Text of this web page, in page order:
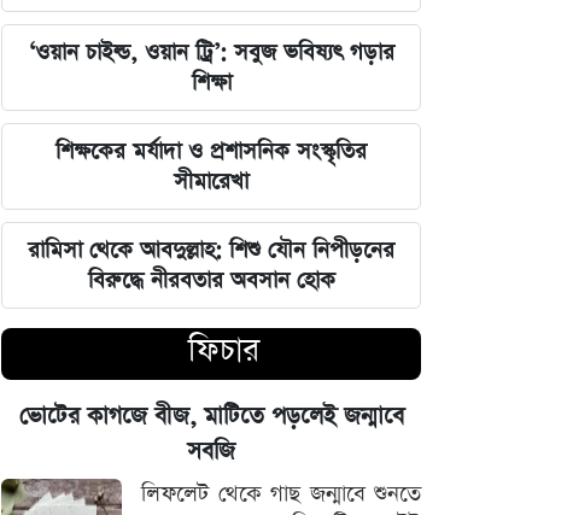
স্বর্ণ খাতে বড় সংস্কার, বদলাতে পারে
আমদানি-রপ্তানি নিয়ম
গণমাধ্যম শক্ত হলে গণতন্ত্রও টেকসই হবে:
মির্জা ফখরুল
আগস্টের শেষে চাকরিজীবীদের টানা ৪
দিনের ছুটির সুযোগ
মণিপুরের অমীমাংসিত সীমান্ত নিয়ে ভারত-
মিয়ানমার আলোচনা
সক্রিয় মৌসুমি বায়ুর প্রভাব ও আগামী
সপ্তাহের আবহাওয়ার সার্বিক রূপরেখা
‘ওয়ান চাইল্ড, ওয়ান ট্রি’: সবুজ ভবিষ্যৎ গড়ার
শিক্ষা
শিক্ষকের মর্যাদা ও প্রশাসনিক সংস্কৃতির
সীমারেখা
রামিসা থেকে আবদুল্লাহ: শিশু যৌন নিপীড়নের
বিরুদ্ধে নীরবতার অবসান হোক
ফিচার
ভোটের কাগজে বীজ, মাটিতে পড়লেই জন্মাবে
সবজি
লিফলেট থেকে গাছ জন্মাবে শুনতে